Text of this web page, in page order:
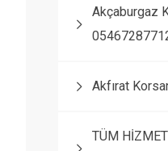
Akçaburgaz
Akfırat
TÜM